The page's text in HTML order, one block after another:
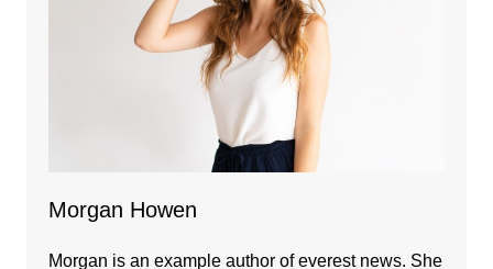
Morgan Howen
Morgan is an example author of everest news. She